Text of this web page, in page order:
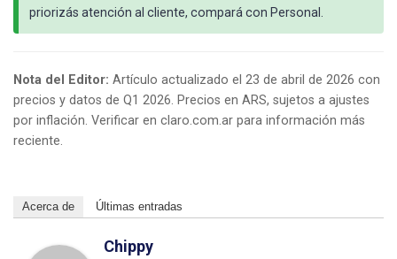
priorizás atención al cliente, compará con Personal.
Nota del Editor: Artículo actualizado el 23 de abril de 2026 con
precios y datos de Q1 2026. Precios en ARS, sujetos a ajustes
por inflación. Verificar en claro.com.ar para información más
reciente.
Acerca de Últimas entradas
Chippy